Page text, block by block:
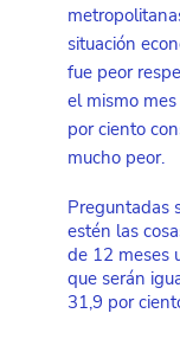
situación
fue peor
el mismo
por ciento
mucho peor.
Preguntadas
estén las
de 12 meses
que serán
31,9 por